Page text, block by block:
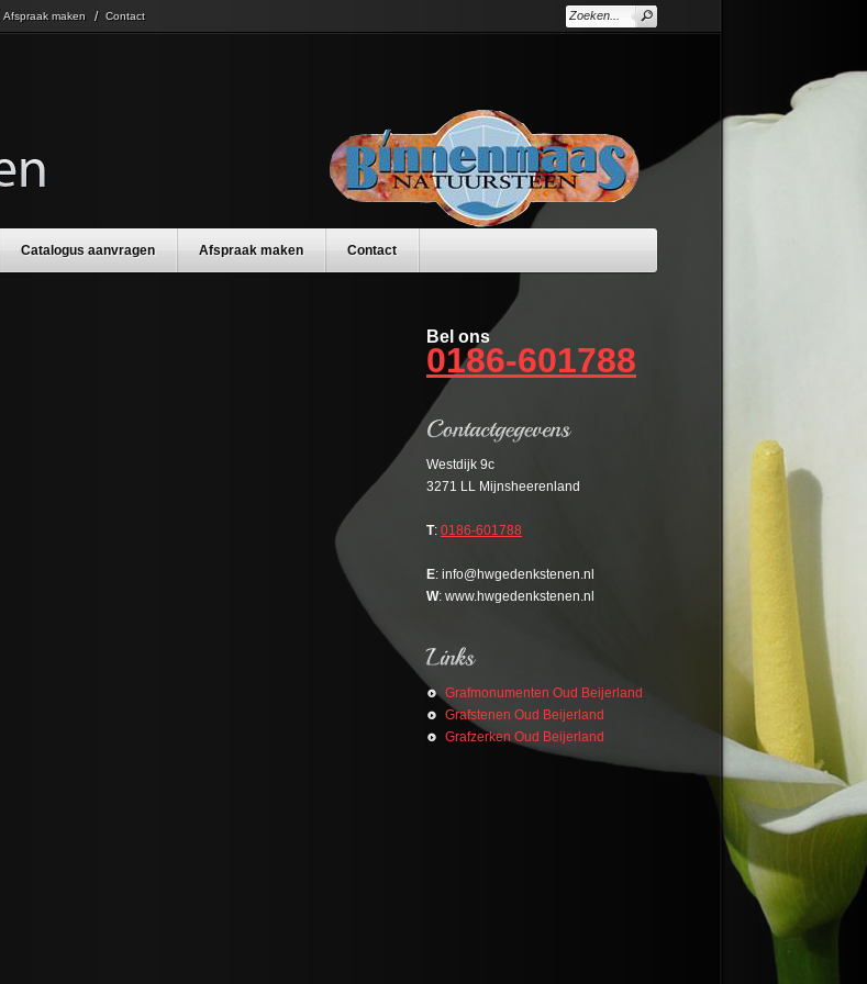
Afspraak maken Contact
Catalogus aanvragen Afspraak maken Contact
Bel ons
0186-601788
Westdijk 9c
3271 LL Mijnsheerenland
T: 0186-601788
E: info@hwgedenkstenen.nl
W: www.hwgedenkstenen.nl
Grafmonumenten Oud Beijerland
Grafstenen Oud Beijerland
Grafzerken Oud Beijerland